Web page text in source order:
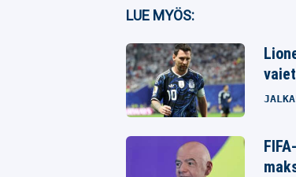
Facebook
Twitter
Whatsapp
LUE MYÖS: